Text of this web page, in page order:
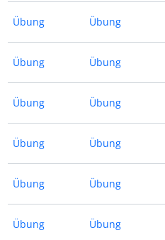
Übung Übung
Übung Übung
Übung Übung
Übung Übung
Übung Übung
Übung Übung